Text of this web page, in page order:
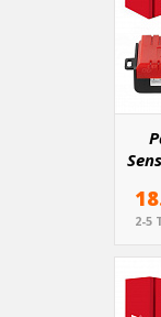
2-5